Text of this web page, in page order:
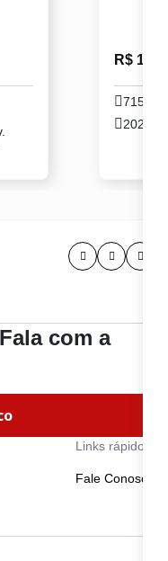
R$
2022 /
com a
Links rápidos
Fale Conosco